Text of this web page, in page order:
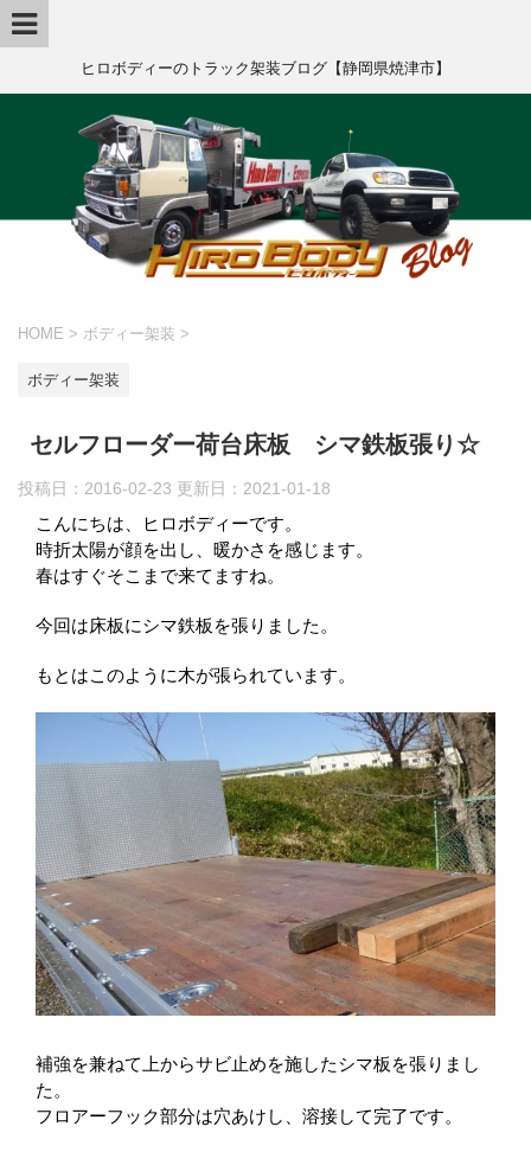
ヒロボディーのトラック架装ブログ【静岡県焼津市】
HOME > ボディー架装 >
ボディー架装
セルフローダー荷台床板 シマ鉄板張り☆
投稿日：2016-02-23 更新日： 2021-01-18
こんにちは、ヒロボディーです。
時折太陽が顔を出し、暖かさを感じます。
春はすぐそこまで来てますね。
今回は床板にシマ鉄板を張りました。
もとはこのように木が張られています。
補強を兼ねて上からサビ止めを施したシマ板を張りまし
た。
フロアーフック部分は穴あけし、溶接して完了です。